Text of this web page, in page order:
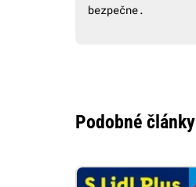
bezpečne.
Podobné články